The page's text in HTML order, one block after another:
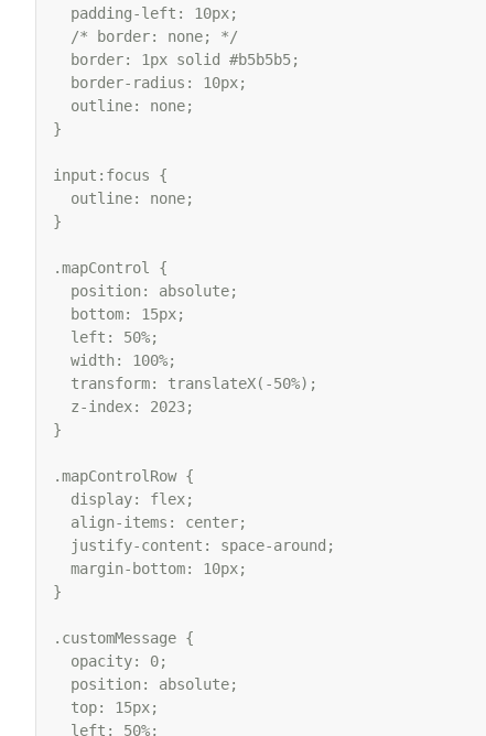
  padding-left: 10px;
  /* border: none; */
  border: 1px solid #b5b5b5;
  border-radius: 10px;
  outline: none;
}
input:focus {
  outline: none;
}
.mapControl {
  position: absolute;
  bottom: 15px;
  left: 50%;
  width: 100%;
  transform: translateX(-50%);
  z-index: 2023;
}
.mapControlRow {
  display: flex;
  align-items: center;
  justify-content: space-around;
  margin-bottom: 10px;
}
.customMessage {
  opacity: 0;
  position: absolute;
  top: 15px;
  left: 50%;